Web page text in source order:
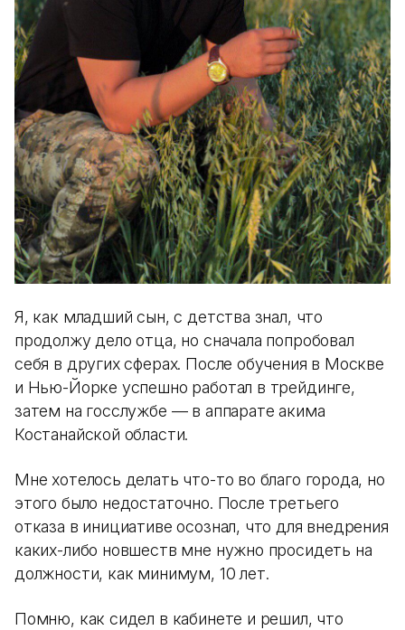
Я, как младший сын, с детства знал, что
продолжу дело отца, но сначала попробовал
себя в других сферах. После обучения в Москве
и Нью-Йорке успешно работал в трейдинге,
затем на госслужбе — в аппарате акима
Костанайской области.
Мне хотелось делать что-то во благо города, но
этого было недостаточно. После третьего
отказа в инициативе осознал, что для внедрения
каких-либо новшеств мне нужно просидеть на
должности, как минимум, 10 лет.
Помню, как сидел в кабинете и решил, что